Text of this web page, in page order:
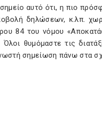
αυτό ότι, η πιο
δηλώσεων, κ.λπ.
84 του νόμου
Όλοι θυμόμαστε τις
σημείωση πάνω στα